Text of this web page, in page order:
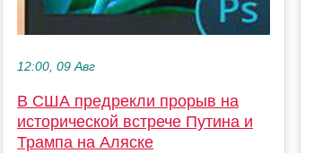
12:00, 09 Авг
В США предрекли прорыв на
исторической встрече Путина и
Трампа на Аляске